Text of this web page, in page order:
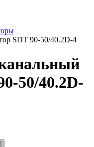
SDT 90-50/40.2D-4
50/40.2D-